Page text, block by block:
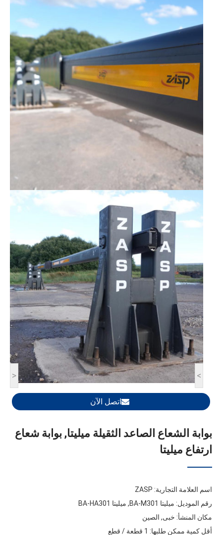
< >
اتصل الآن
بوابة الشعاع الصاعد الثقيلة ميليتا, بوابة شعاع
ارتفاع ميليتا
اسم العلامة التجارية: ZASP
رقم الموديل: ميليتا BA-M301, ميليتا BA-HA301
مكان المنشأ: خبى, الصين
أقل كمية ممكن طلبها: 1 قطعة / قطع